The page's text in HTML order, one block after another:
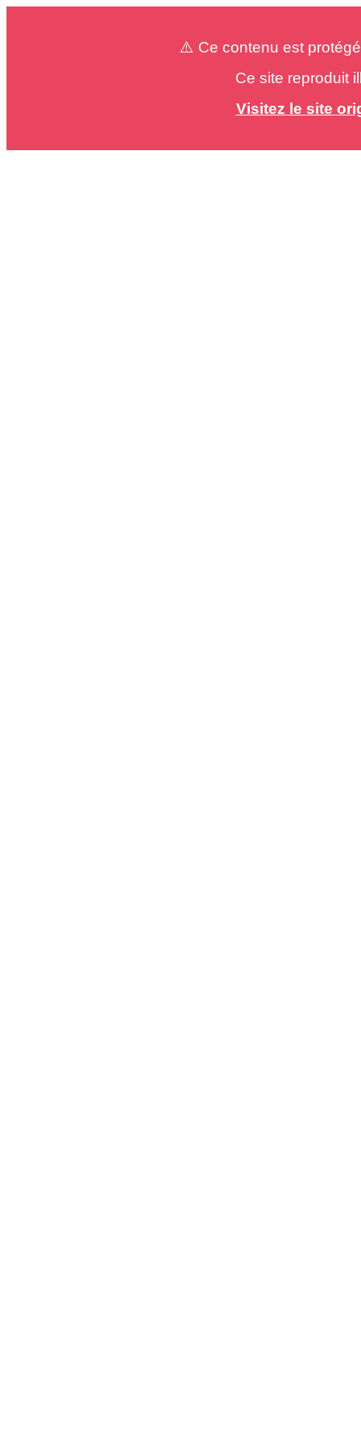
⚠️ Ce contenu est
Ce site reproduit
Visitez le site